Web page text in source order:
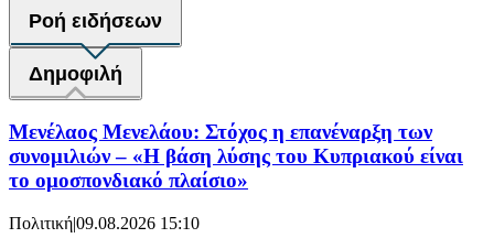
Ροή ειδήσεων
Δημοφιλή
Μενέλαος Μενελάου: Στόχος η επανέναρξη των
συνομιλιών – «Η βάση λύσης του Κυπριακού είναι
το ομοσπονδιακό πλαίσιο»
Πολιτική|09.08.2026 15:10